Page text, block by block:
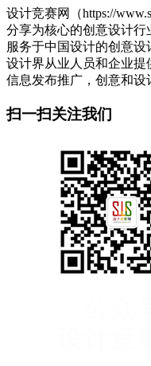
设计竞赛网（https://
分享为核心的创意设计
服务于中国设计的创意设
设计界从业人员和企业
信息发布推广，创意和设
扫一扫关注我们